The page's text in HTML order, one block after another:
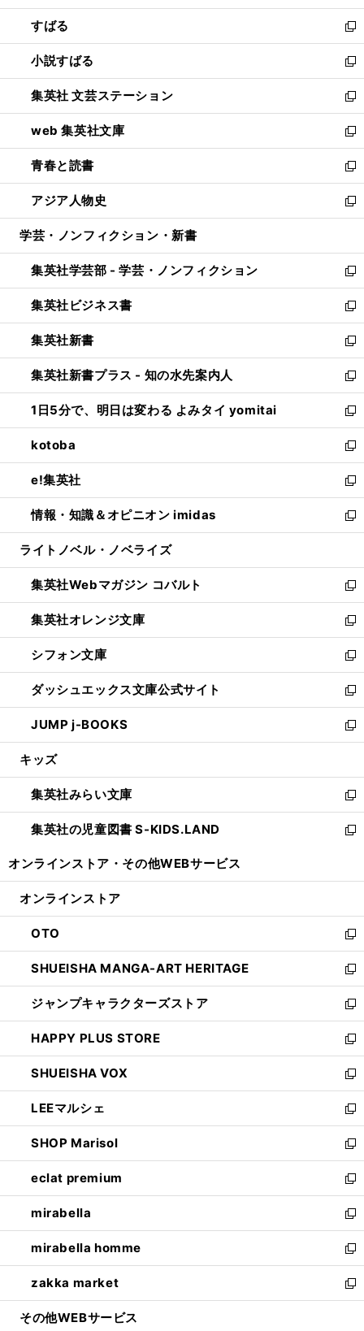
開
く
ウ
で
開
く
ン
ド
ウ
で
開
く
すばる
新
し
い
ウ
ィ
ン
ド
ウ
で
開
く
小説すばる
新
し
い
ウ
ィ
ン
ド
ウ
で
開
集英社 文芸ステーション
新
し
い
ウ
ィ
ン
ド
ウ
開
く
web 集英社文庫
新
し
い
ウ
ィ
ン
ウ
で
開
く
青春と読書
新
し
い
ウ
ン
ド
ウ
で
開
く
アジア人物史
新
し
ウ
ィ
ン
ド
ウ
で
開
く
学芸・ノンフィクション・新書
集英社学芸部 - 学芸・ノンフィクション
新
し
い
ウ
ィ
ン
ド
ウ
で
開
く
集英社ビジネス書
新
し
い
ウ
ィ
ン
ド
ウ
で
開
く
集英社新書
新
し
い
ウ
ィ
ン
ド
ウ
で
開
く
集英社新書プラス - 知の水先案内人
新
し
い
ウ
ィ
ン
ド
ウ
で
開
1日5分で、明日は変わる よみタイ yomitai
新
し
い
ウ
ィ
ン
ド
ウ
開
く
kotoba
新
し
い
ウ
ィ
ン
ウ
で
開
く
e!集英社
新
し
い
ウ
ン
ド
ウ
で
開
く
情報・知識＆オピニオン imidas
新
し
ウ
ィ
ン
ド
ウ
で
開
く
ライトノベル・ノベライズ
集英社Webマガジン コバルト
新
し
い
ウ
ィ
ン
ド
ウ
で
開
集英社オレンジ文庫
新
し
い
ウ
ィ
ン
ド
ウ
開
く
シフォン文庫
新
し
い
ウ
ィ
ン
ウ
で
開
く
ダッシュエックス文庫公式サイト
新
し
い
ウ
ン
ド
ウ
で
JUMP j-BOOKS
新
し
ウ
ィ
ン
ド
開
キッズ
集英社みらい文庫
新
し
い
ン
ウ
で
開
く
集英社の児童図書 S-KIDS.LAND
新
ウ
ン
ド
ウ
で
開
く
オンラインストア・ その他WEBサービス
オンラインストア
OTO
新
し
い
ウ
ィ
ン
ド
ウ
で
開
く
SHUEISHA MANGA-ART HERITAGE
新
し
い
ウ
ィ
ン
ド
ウ
で
開
く
ジャンプキャラクターズストア
新
し
い
ウ
ィ
ン
ド
ウ
で
開
く
HAPPY PLUS STORE
新
し
い
ウ
ィ
ン
ド
ウ
で
開
く
SHUEISHA VOX
新
し
い
ウ
ィ
ン
ド
ウ
で
開
く
LEEマルシェ
新
し
い
ウ
ィ
ン
ド
ウ
で
開
く
SHOP Marisol
新
し
い
ウ
ィ
ン
ド
ウ
で
開
eclat premium
新
し
い
ウ
ィ
ン
ド
ウ
mirabella
新
し
い
ウ
ィ
ン
mirabella homme
新
し
い
ウ
zakka market
新
し
その他WEBサービス